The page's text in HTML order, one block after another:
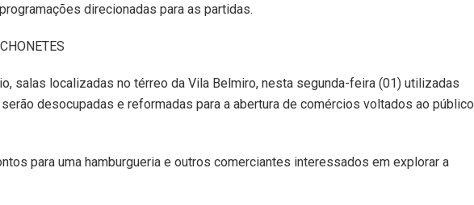
direcionadas para as partidas.
salas localizadas no térreo da Vila Belmiro, nesta segunda-feira (01) utilizadas
desocupadas e reformadas para a abertura de comércios voltados ao público
para uma hamburgueria e outros comerciantes interessados em explorar a